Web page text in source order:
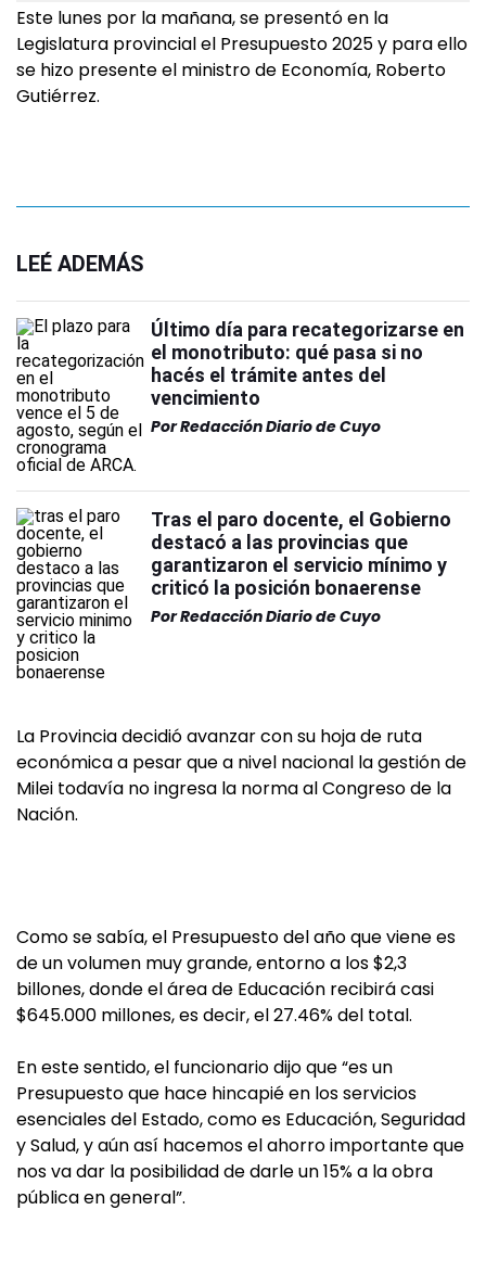
Este lunes por la mañana, se presentó en la
Legislatura provincial el Presupuesto 2025 y para ello
se hizo presente el ministro de Economía, Roberto
Gutiérrez.
LEÉ ADEMÁS
Último día para recategorizarse en
el monotributo: qué pasa si no
hacés el trámite antes del
vencimiento
PorRedacción Diario de Cuyo
Tras el paro docente, el Gobierno
destacó a las provincias que
garantizaron el servicio mínimo y
criticó la posición bonaerense
PorRedacción Diario de Cuyo
La Provincia decidió avanzar con su hoja de ruta
económica a pesar que a nivel nacional la gestión de
Milei todavía no ingresa la norma al Congreso de la
Nación.
Como se sabía, el Presupuesto del año que viene es
de un volumen muy grande, entorno a los $2,3
billones, donde el área de Educación recibirá casi
$645.000 millones, es decir, el 27.46% del total.
En este sentido, el funcionario dijo que “es un
Presupuesto que hace hincapié en los servicios
esenciales del Estado, como es Educación, Seguridad
y Salud, y aún así hacemos el ahorro importante que
nos va dar la posibilidad de darle un 15% a la obra
pública en general”.